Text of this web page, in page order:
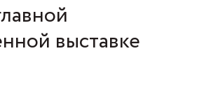
выставке